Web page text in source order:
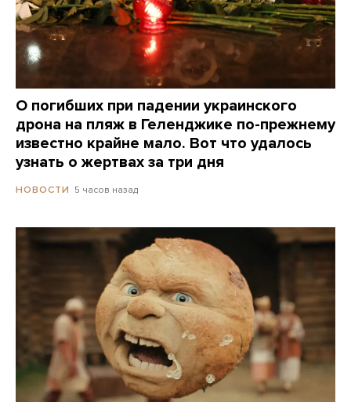
О погибших при падении украинского
дрона на пляж в Геленджике по-прежнему
известно крайне мало. Вот что удалось
узнать о жертвах за три дня
НОВОСТИ 5 часов назад